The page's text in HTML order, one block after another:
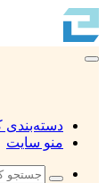
دسته‌بندی
منو سایت